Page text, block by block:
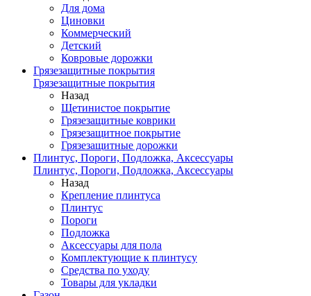
Для дома
Циновки
Коммерческий
Детский
Ковровые дорожки
Грязезащитные покрытия
Грязезащитные покрытия
Назад
Щетинистое покрытие
Грязезащитные коврики
Грязезащитное покрытие
Грязезащитные дорожки
Плинтус, Пороги, Подложка, Аксессуары
Плинтус, Пороги, Подложка, Аксессуары
Назад
Крепление плинтуса
Плинтус
Пороги
Подложка
Аксессуары для пола
Комплектующие к плинтусу
Средства по уходу
Товары для укладки